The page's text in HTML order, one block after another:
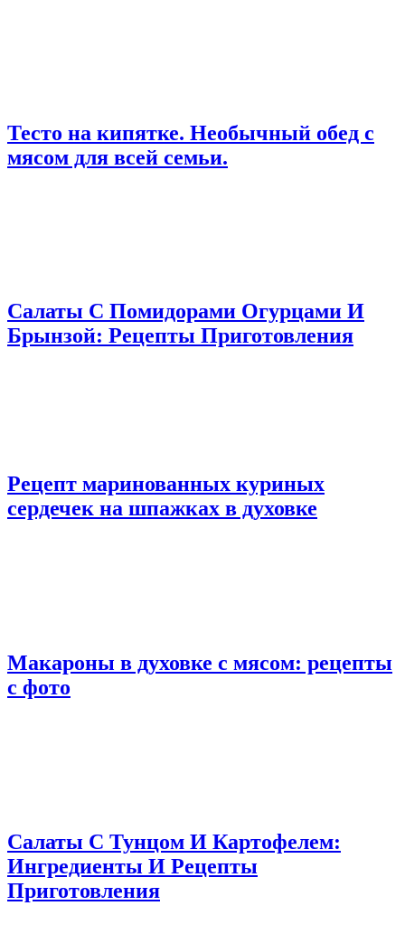
Тесто на кипятке. Необычный обед с
мясом для всей семьи.
Салаты С Помидорами Огурцами И
Брынзой: Рецепты Приготовления
Рецепт маринованных куриных
сердечек на шпажках в духовке
Макароны в духовке с мясом: рецепты
с фото
Салаты С Тунцом И Картофелем:
Ингредиенты И Рецепты
Приготовления